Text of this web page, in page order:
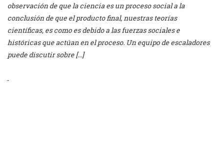
observación de que la ciencia es un proceso social a la
conclusión de que el producto final, nuestras teorías
científicas, es como es debido a las fuerzas sociales e
históricas que actúan en el proceso. Un equipo de escaladores
puede discutir sobre […]